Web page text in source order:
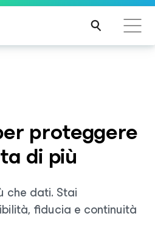
completo.
proteggere
di più
che dati. Stai
fiducia e continuità